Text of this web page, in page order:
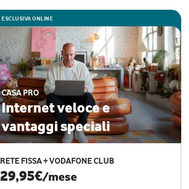
ESCLUSIVA ONLINE
CASA PRO
Internet veloce e
vantaggi speciali
RETE FISSA + VODAFONE CLUB
29,95€/mese